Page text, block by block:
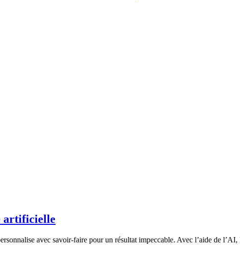
artificielle
avec savoir-faire pour un résultat impeccable. Avec l’aide de